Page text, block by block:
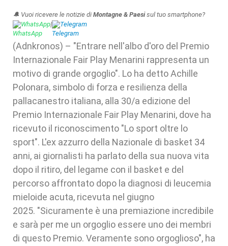
🔔 Vuoi ricevere le notizie di Montagne & Paesisul tuo smartphone?
WhatsApp| Telegram
(Adnkronos) – "Entrare nell'albo d'oro del Premio
Internazionale Fair Play Menarini rappresenta un
motivo di grande orgoglio". Lo ha detto Achille
Polonara, simbolo di forza e resilienza della
pallacanestro italiana, alla 30/a edizione del
Premio Internazionale Fair Play Menarini, dove ha
ricevuto il riconoscimento "Lo sport oltre lo
sport". L'ex azzurro della Nazionale di basket 34
anni, ai giornalisti ha parlato della sua nuova vita
dopo il ritiro, del legame con il basket e del
percorso affrontato dopo la diagnosi di leucemia
mieloide acuta, ricevuta nel giugno
2025. "Sicuramente è una premiazione incredibile
e sarà per me un orgoglio essere uno dei membri
di questo Premio. Veramente sono orgoglioso", ha